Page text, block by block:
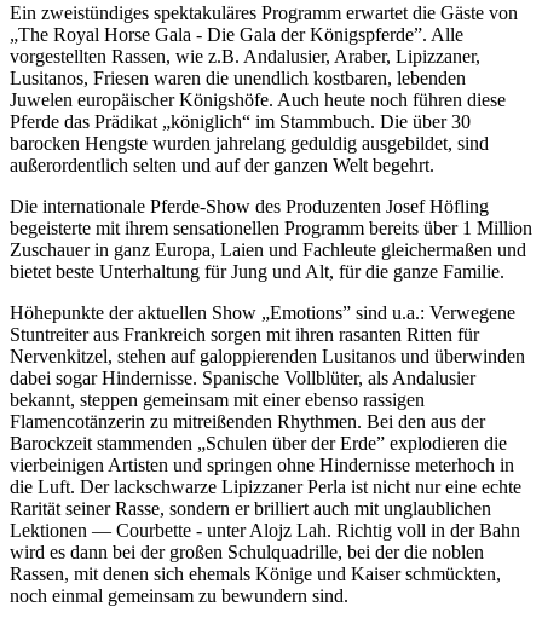
Ein zweistündiges spektakuläres Programm erwartet die Gäste von
„The Royal Horse Gala - Die Gala der Königspferde”. Alle
vorgestellten Rassen, wie z.B. Andalusier, Araber, Lipizzaner,
Lusitanos, Friesen waren die unendlich kostbaren, lebenden
Juwelen europäischer Königshöfe. Auch heute noch führen diese
Pferde das Prädikat „königlich“ im Stammbuch. Die über 30
barocken Hengste wurden jahrelang geduldig ausgebildet, sind
außerordentlich selten und auf der ganzen Welt begehrt.
Die internationale Pferde-Show des Produzenten Josef Höfling
begeisterte mit ihrem sensationellen Programm bereits über 1 Million
Zuschauer in ganz Europa, Laien und Fachleute gleichermaßen und
bietet beste Unterhaltung für Jung und Alt, für die ganze Familie.
Höhepunkte der aktuellen Show „Emotions” sind u.a.: Verwegene
Stuntreiter aus Frankreich sorgen mit ihren rasanten Ritten für
Nervenkitzel, stehen auf galoppierenden Lusitanos und überwinden
dabei sogar Hindernisse. Spanische Vollblüter, als Andalusier
bekannt, steppen gemeinsam mit einer ebenso rassigen
Flamencotänzerin zu mitreißenden Rhythmen. Bei den aus der
Barockzeit stammenden „Schulen über der Erde” explodieren die
vierbeinigen Artisten und springen ohne Hindernisse meterhoch in
die Luft. Der lackschwarze Lipizzaner Perla ist nicht nur eine echte
Rarität seiner Rasse, sondern er brilliert auch mit unglaublichen
Lektionen — Courbette - unter Alojz Lah. Richtig voll in der Bahn
wird es dann bei der großen Schulquadrille, bei der die noblen
Rassen, mit denen sich ehemals Könige und Kaiser schmückten,
noch einmal gemeinsam zu bewundern sind.